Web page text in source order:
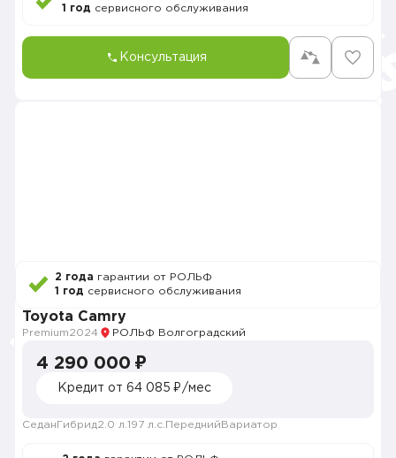
1 год сервисного обслуживания
Консультация
2 года гарантии от РОЛЬФ
1 год сервисного обслуживания
Toyota Camry
Premium2024 РОЛЬФ Волгоградский
4 290 000 ₽
Кредит от 64 085 ₽/мес
Седан Гибрид2.0 л. 197 л.с. Передний Вариатор